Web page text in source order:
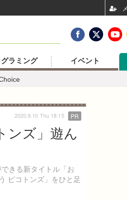
ラミング イベント
ンズ」遊ん
きる新タイトル「お
ピコトンズ」をひと足
2020.9.10 Thu 18:15 PR